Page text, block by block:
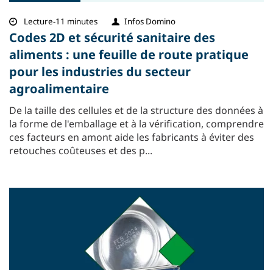
Lecture-11 minutes Infos Domino
Codes 2D et sécurité sanitaire des
aliments : une feuille de route pratique
pour les industries du secteur
agroalimentaire
De la taille des cellules et de la structure des données à
la forme de l'emballage et à la vérification, comprendre
ces facteurs en amont aide les fabricants à éviter des
retouches coûteuses et des p...